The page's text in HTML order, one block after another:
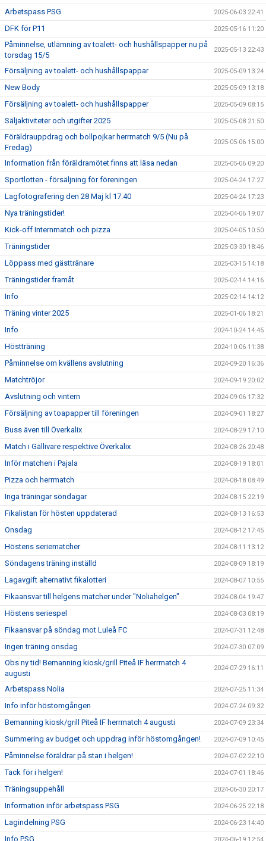
Arbetspass PSG 2025-06-03 22:41
DFK för P11 2025-05-16 11:20
Påminnelse, utlämning av toalett- och hushållspapper nu på
torsdag 15/5
2025-05-13 22:43
Försäljning av toalett- och hushållspappar 2025-05-09 13:24
New Body 2025-05-09 13:18
Försäljning av toalett- och hushållspapper 2025-05-09 08:15
Säljaktiviteter och utgifter 2025 2025-05-08 21:50
Föräldrauppdrag och bollpojkar herrmatch 9/5 (Nu på
Fredag)
2025-05-06 15:00
Information från föräldramötet finns att läsa nedan 2025-05-06 09:20
Sportlotten - försäljning för föreningen 2025-04-24 17:27
Lagfotografering den 28 Maj kl 17.40 2025-04-24 17:23
Nya träningstider! 2025-04-06 19:07
Kick-off Internmatch och pizza 2025-04-05 10:50
Träningstider 2025-03-30 18:46
Löppass med gästtränare 2025-03-15 14:18
Träningstider framåt 2025-02-14 14:16
Info 2025-02-14 14:12
Träning vinter 2025 2025-01-06 18:21
Info 2024-10-24 14:45
Höstträning 2024-10-06 11:38
Påminnelse om kvällens avslutning 2024-09-20 16:36
Matchtröjor 2024-09-19 20:02
Avslutning och vintern 2024-09-06 17:32
Försäljning av toapapper till föreningen 2024-09-01 18:27
Buss även till Överkalix 2024-08-29 17:10
Match i Gällivare respektive Överkalix 2024-08-26 20:48
Inför matchen i Pajala 2024-08-19 18:01
Pizza och herrmatch 2024-08-18 08:49
Inga träningar söndagar 2024-08-15 22:19
Fikalistan för hösten uppdaterad 2024-08-13 16:53
Onsdag 2024-08-12 17:45
Höstens seriematcher 2024-08-11 13:12
Söndagens träning inställd 2024-08-09 18:19
Lagavgift alternativt fikalotteri 2024-08-07 10:55
Fikaansvar till helgens matcher under "Noliahelgen" 2024-08-04 19:47
Höstens seriespel 2024-08-03 08:19
Fikaansvar på söndag mot Luleå FC 2024-07-31 12:48
Ingen träning onsdag 2024-07-30 07:09
Obs ny tid! Bemanning kiosk/grill Piteå IF herrmatch 4
augusti
2024-07-29 16:11
Arbetspass Nolia 2024-07-25 11:34
Info inför höstomgången 2024-07-24 09:32
Bemanning kiosk/grill Piteå IF herrmatch 4 augusti 2024-07-09 23:34
Summering av budget och uppdrag inför höstomgången! 2024-07-09 10:45
Påminnelse föräldrar på stan i helgen! 2024-07-02 22:10
Tack för i helgen! 2024-07-01 18:46
Träningsuppehåll 2024-06-30 20:17
Information inför arbetspass PSG 2024-06-25 22:18
Lagindelning PSG 2024-06-23 14:40
Info PSG